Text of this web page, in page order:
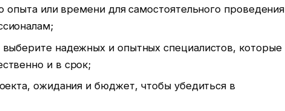
опыта или времени для самостоятельного проведения
надежных и опытных специалистов, которые
и в срок;
ожидания и бюджет, чтобы убедиться в